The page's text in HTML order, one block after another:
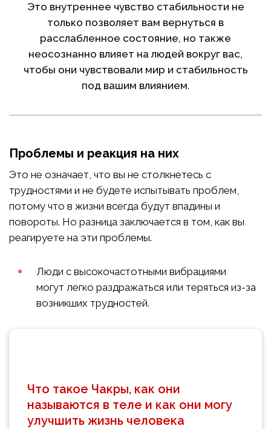
Это внутреннее чувство стабильности не
только позволяет вам вернуться в
расслабленное состояние, но также
неосознанно влияет на людей вокруг вас,
чтобы они чувствовали мир и стабильность
под вашим влиянием.
Проблемы и реакция на них
Это не означает, что вы не столкнетесь с
трудностями и не будете испытывать проблем,
потому что в жизни всегда будут впадины и
повороты. Но разница заключается в том, как вы
реагируете на эти проблемы.
Люди с высокочастотными вибрациями
могут легко раздражаться или теряться из-за
возникших трудностей.
Что такое Чакры, как они
называются в теле и как они могу
улучшить жизнь человека